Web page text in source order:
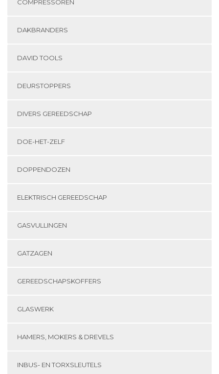
COMPRESSOREN
DAKBRANDERS
DAVID TOOLS
DEURSTOPPERS
DIVERS GEREEDSCHAP
DOE-HET-ZELF
DOPPENDOZEN
ELEKTRISCH GEREEDSCHAP
GASVULLINGEN
GATZAGEN
GEREEDSCHAPSKOFFERS
GLASWERK
HAMERS, MOKERS & DREVELS
INBUS- EN TORXSLEUTELS